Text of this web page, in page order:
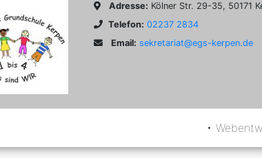
Adresse: Kölner Str. 29-35, 50171
Telefon: 02237 2834
Email: sekretariat@egs-kerpen.de
•